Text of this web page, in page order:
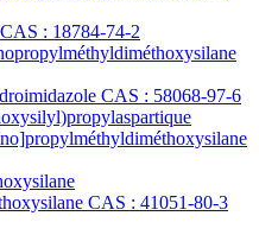
: 18784-74-2
CAS : 58068-97-6
CAS : 41051-80-3